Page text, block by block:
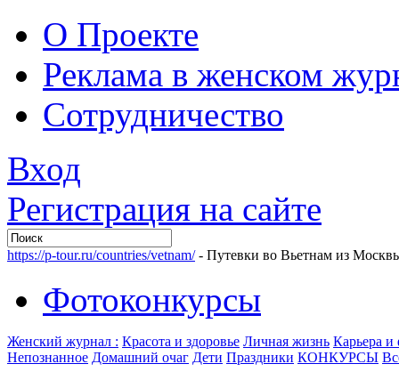
О Проекте
Реклама в женском
Сотрудничество
Вход
Регистрация на сайте
https://p-tour.ru/countries/vetnam/- Путевки во Вьетнам из
Фотоконкурсы
Женский журнал : Красота и здоровье Личная жизнь Карьера
Непознанное Домашний очаг Дети Праздники КОНКУРСЫ